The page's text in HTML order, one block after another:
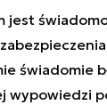
jest
świadomie